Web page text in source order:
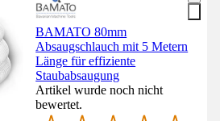
BAMATO 80mm
Absaugschlauch mit 5 Metern
Länge für effiziente
Staubabsaugung
Artikel wurde noch nicht
bewertet.